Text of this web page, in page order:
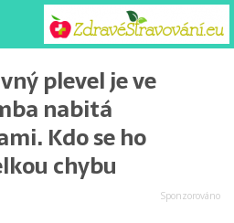
plevel je ve
nabitá
Kdo se ho
chybu